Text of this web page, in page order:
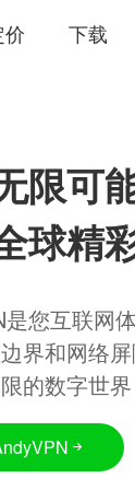
价 下载
限可
球精
是您互联网
界和网络
的数字世界